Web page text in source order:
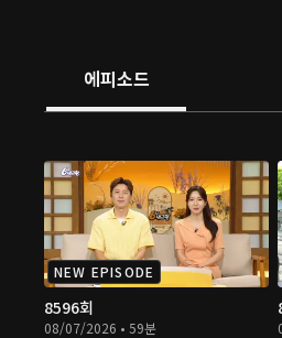
에피소드
NEW EPISODE
8596회
08/07/2026 • 59분